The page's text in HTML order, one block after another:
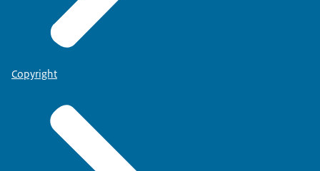
Copyright